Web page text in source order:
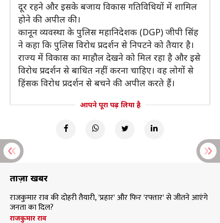
दूर रहने और इसके बजाय विकास गतिविधियों में शामिल
होने की अपील की।
कानून व्यवस्था के पुलिस महानिदेशक (DGP) जीपी सिंह
ने कहा कि पुलिस विरोध प्रदर्शन से निपटने को तैयार है।
राज्य में विकास का माहौल देखने को मिल रहा है और इसे
विरोध प्रदर्शन से बाधित नहीं करना चाहिए। वह लोगों से
हिंसक विरोध प्रदर्शन से बचने की अपील करते हैं।
आपने पूरा पढ़ लिया है
ताज़ा खबरें
राजकुमार राव की दोहरी तैयारी, 'प्रहार' और फिर 'रफ्तार' से जीतने आएंगे
जनता का दिल?
राजकुमार राव